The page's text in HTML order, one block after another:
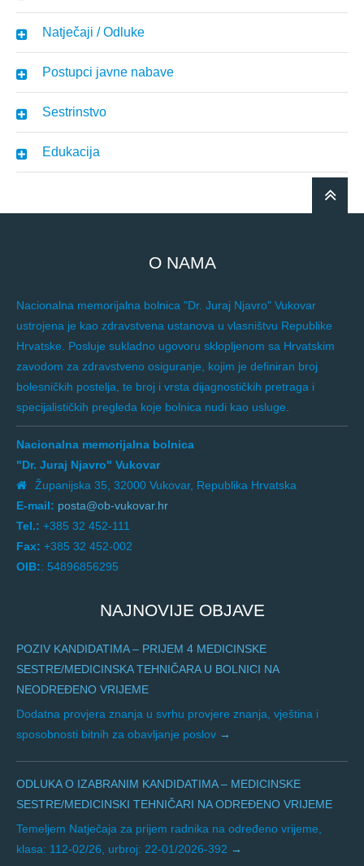
Natječaji / Odluke
Postupci javne nabave
Sestrinstvo
Edukacija
O NAMA
Nacionalna memorijalna bolnica "Dr. Juraj Njavro" Vukovar
ustrojena je kao zdravstvena ustanova u vlasništvu Republike
Hrvatske. Posluje sukladno ugovoru sklopljenom sa Hrvatskim
zavodom za zdravstveno osiguranje, kojim je definiran broj
bolesničkih postelja, te broj i vrsta dijagnostičkih pretraga i
specijalističkih pregleda koje bolnica nudi kao usluge.
Nacionalna memorijalna bolnica
"Dr. Juraj Njavro" Vukovar
Županijska 35, 32000 Vukovar, Republika Hrvatska
E-mail: posta@ob-vukovar.hr
Tel.: +385 32 452-111
Fax: +385 32 452-002
OIB:: 54896856295
NAJNOVIJE OBJAVE
POZIV KANDIDATIMA – PRIJEM 4 MEDICINSKE
SESTRE/MEDICINSKA TEHNIČARA U BOLNICI NA
NEODREĐENO VRIJEME
Dodatna provjera znanja u svrhu provjere znanja, vještina i
sposobnosti bitnih za obavljanje poslov
ODLUKA O IZABRANIM KANDIDATIMA – MEDICINSKE
SESTRE/MEDICINSKI TEHNIČARI NA ODREĐENO VRIJEME
Temeljem Natječaja za prijem radnika na određeno vrijeme,
klasa: 112-02/26, urbroj: 22-01/2026-392